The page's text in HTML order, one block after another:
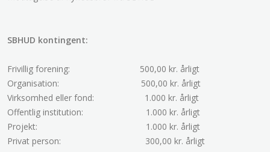
SBHUD kontingent:
Frivillig forening: 500,00 kr. årligt
Organisation: 500,00 kr. årligt
Virksomhed eller fond:
1.000 kr. årligt
Offentlig institution:
1.000 kr. årligt
Projekt: 1.000 kr. årligt
Privat person:
300,00 kr. årligt